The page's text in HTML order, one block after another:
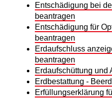
Entschädigung bei
beantragen
Entschädigung für
beantragen
Erdaufschluss
beantragen
Erdaufschüttung und
Erdbestattung -
Erfüllungserklärung